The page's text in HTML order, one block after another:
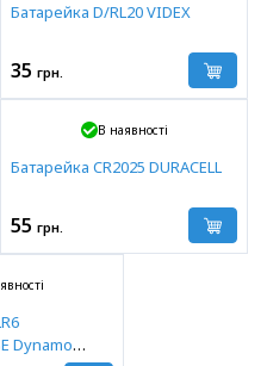
Батарейка D/RL20 VIDEX
35 грн.
В наявності
Батарейка CR2025 DURACELL
55 грн.
Dynamo